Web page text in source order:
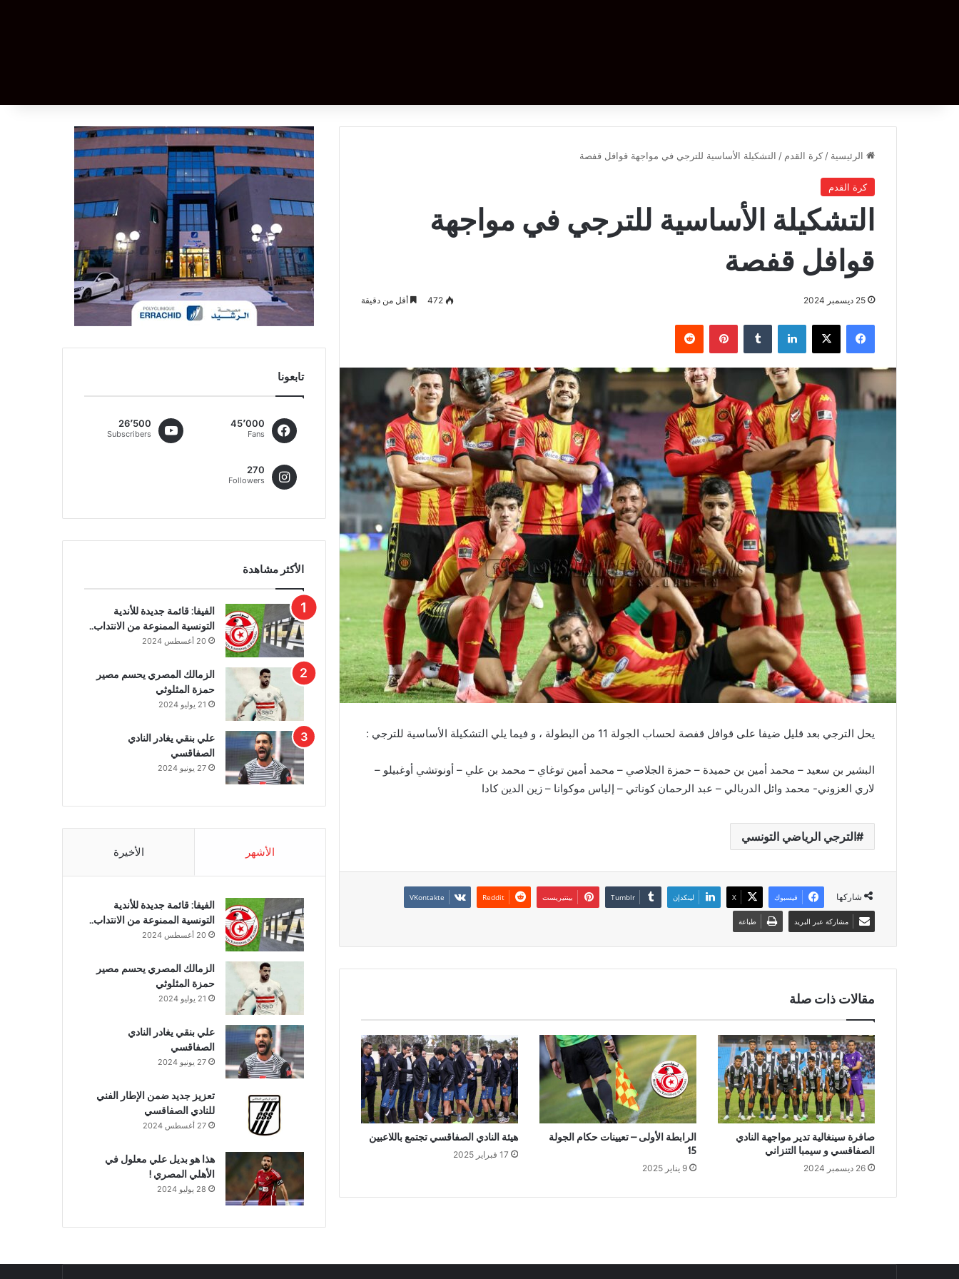
الرئيسية / كرة القدم / التشكيلة الأساسية للترجي في مواجهة قوافل قفصة
كرة القدم
التشكيلة الأساسية للترجي في مواجهة
قوافل قفصة
25 ديسمبر 2024 472 أقل من دقيقة
فيسبوك ‫X لينكدإن بينتيريست
يحل الترجي بعد قليل ضيفا على قوافل قفصة لحساب الجولة 11 من البطولة ، و فيما يلي التشكيلة الأساسية للترجي :
البشير بن سعيد – محمد أمين بن حميدة – حمزة الجلاصي – محمد أمين توغاي – محمد بن علي – أونوتشي أوغبيلو –
لاري العزوني- محمد وائل الدربالي – عبد الرحمان كوناتي – إلياس موكوانا – زين الدين كادا
الترجي الرياضي التونسي
شاركها فيسبوك ‫X لينكدإن بينتيريست
مشاركة عبر البريد طباعة
مقالات ذات صلة
صافرة سينغالية تدير مواجهة النادي
الصفاقسي و سيمبا التنزاني
26 ديسمبر 2024
الرابطة الأولى – تعيينات حكام الجولة
15
9 يناير 2025
هيئة النادي الصفاقسي تجتمع باللاعبين
17 فبراير 2025
تابعونا
45٬000
Fans
26٬500
Subscribers
270
Followers
الأكثر مشاهدة
الفيفا: قائمة جديدة للأندية
التونسية الممنوعة من الانتداب..
20 أغسطس 2024
الزمالك المصري يحسم مصير
حمزة المثلوثي
21 يوليو 2024
علي بنقي يغادر النادي
الصفاقسي
27 يونيو 2024
الأشهر الأخيرة
الفيفا: قائمة جديدة للأندية
التونسية الممنوعة من الانتداب..
20 أغسطس 2024
الزمالك المصري يحسم مصير
حمزة المثلوثي
21 يوليو 2024
علي بنقي يغادر النادي
الصفاقسي
27 يونيو 2024
تعزيز جديد ضمن الإطار الفني
للنادي الصفاقسي
27 أغسطس 2024
هذا هو بديل علي معلول في
الأهلي المصري !
28 يوليو 2024